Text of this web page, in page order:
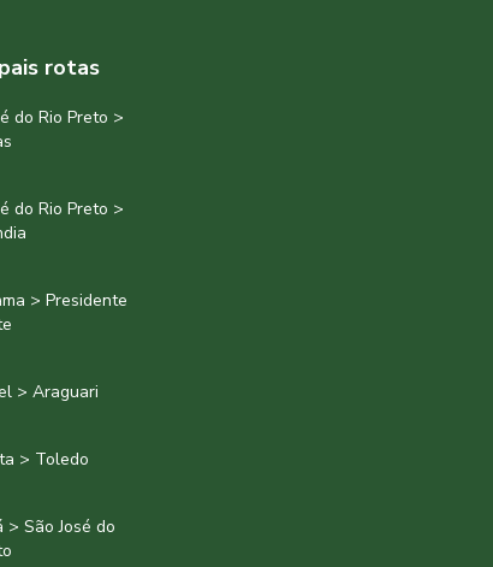
rotas
do Rio Preto >
do Rio Preto >
> Presidente
> Araguari
> Toledo
> São José do